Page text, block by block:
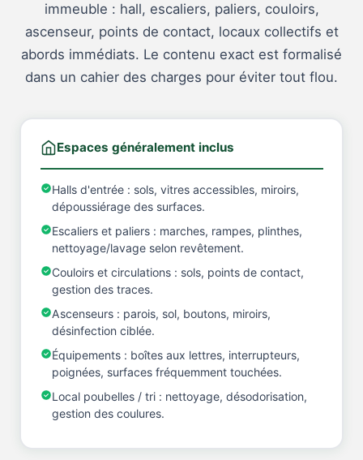
immeuble : hall, escaliers, paliers, couloirs,
ascenseur, points de contact, locaux collectifs et
abords immédiats. Le contenu exact est formalisé
dans un cahier des charges pour éviter tout flou.
Espaces généralement inclus
Halls d'entrée : sols, vitres accessibles, miroirs,
dépoussiérage des surfaces.
Escaliers et paliers : marches, rampes, plinthes,
nettoyage/lavage selon revêtement.
Couloirs et circulations : sols, points de contact,
gestion des traces.
Ascenseurs : parois, sol, boutons, miroirs,
désinfection ciblée.
Équipements : boîtes aux lettres, interrupteurs,
poignées, surfaces fréquemment touchées.
Local poubelles / tri : nettoyage, désodorisation,
gestion des coulures.